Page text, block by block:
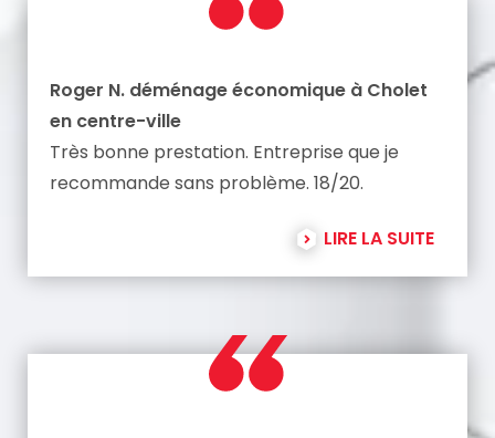
Roger N. déménage économique à Cholet
en centre-ville
Très bonne prestation. Entreprise que je
recommande sans problème. 18/20.
LIRE LA SUITE